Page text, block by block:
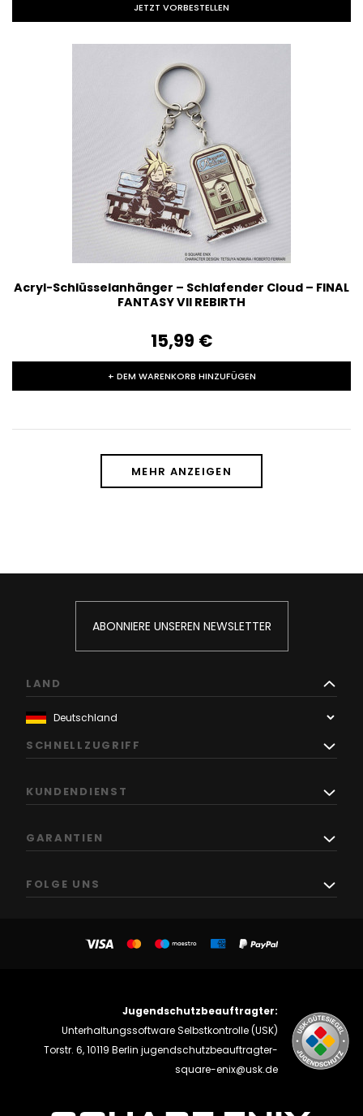
JETZT VORBESTELLEN
Acryl-Schlüsselanhänger – Schlafender Cloud – FINAL
FANTASY VII REBIRTH
15,99‎ ‎€
+ DEM WARENKORB HINZUFÜGEN
MEHR ANZEIGEN
ABONNIERE UNSEREN NEWSLETTER
LAND
SCHNELLZUGRIFF
KUNDENDIENST
GARANTIEN
FOLGE UNS
Jugendschutzbeauftragter:
Unterhaltungssoftware Selbstkontrolle (USK)
Torstr. 6, 10119 Berlin jugendschutzbeauftragter-
square-enix@usk.de